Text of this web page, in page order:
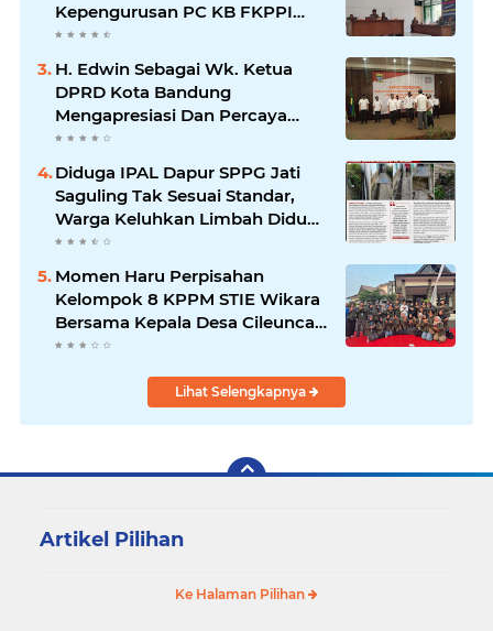
Kepengurusan PC KB FKPPI
Sumedang, Ketua Cabang
Diminta Segera Konsolidasi
H. Edwin Sebagai Wk. Ketua
DPRD Kota Bandung
Mengapresiasi Dan Percaya
Penuh Kepada Kepemimpinan
Merdi Hajiji Sebagai ketua DPD
Lpm Kota Bandung Periode
2021-2026
Diduga IPAL Dapur SPPG Jati
Saguling Tak Sesuai Standar,
Warga Keluhkan Limbah Diduga
Mengalir ke Sungai
Momen Haru Perpisahan
Kelompok 8 KPPM STIE Wikara
Bersama Kepala Desa Cileunca
di Kecamatan Bojong
Lihat Selengkapnya
Artikel Pilihan
Ke Halaman Pilihan